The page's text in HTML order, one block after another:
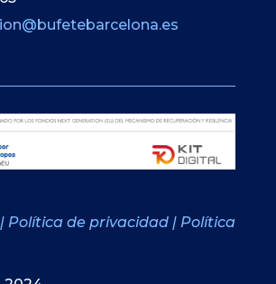
| Política de privacidad | Política